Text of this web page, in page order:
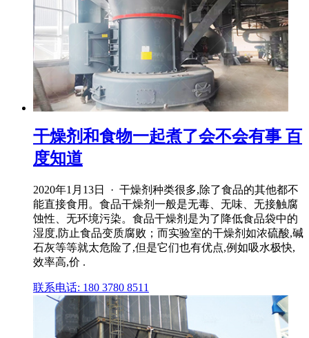
干燥剂和食物一起煮了会不会有事 百
度知道
2020年1月13日 · 干燥剂种类很多,除了食品的其他都不
能直接食用。食品干燥剂一般是无毒、无味、无接触腐
蚀性、无环境污染。食品干燥剂是为了降低食品袋中的
湿度,防止食品变质腐败；而实验室的干燥剂如浓硫酸,碱
石灰等等就太危险了,但是它们也有优点,例如吸水极快,
效率高,价 .
联系电话: 180 3780 8511